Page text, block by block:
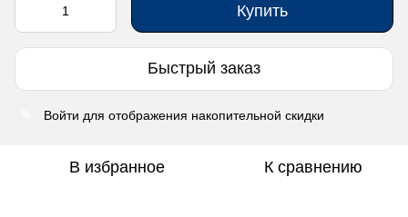
Купить
Быстрый заказ
Войти для отображения накопительной скидки
В избранное К сравнению